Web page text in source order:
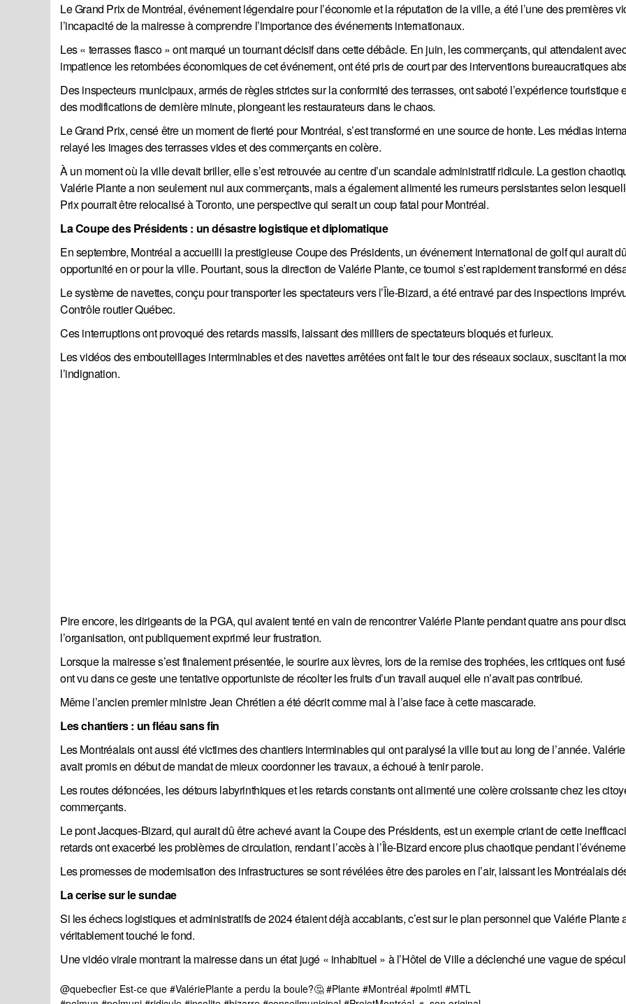
Le Grand Prix de Montréal, événement légendaire pour l’économie et la réputation de la ville, a été l’une des premières
l’incapacité de la mairesse à comprendre l’importance des événements internationaux.
Les « terrasses fiasco » ont marqué un tournant décisif dans cette débâcle. En juin, les commerçants, qui attendaient
impatience les retombées économiques de cet événement, ont été pris de court par des interventions bureaucratiques
Des inspecteurs municipaux, armés de règles strictes sur la conformité des terrasses, ont saboté l’expérience touristique
des modifications de dernière minute, plongeant les restaurateurs dans le chaos.
Le Grand Prix, censé être un moment de fierté pour Montréal, s’est transformé en une source de honte. Les médias
relayé les images des terrasses vides et des commerçants en colère.
À un moment où la ville devait briller, elle s’est retrouvée au centre d’un scandale administratif ridicule. La gestion
Valérie Plante a non seulement nui aux commerçants, mais a également alimenté les rumeurs persistantes selon
Prix pourrait être relocalisé à Toronto, une perspective qui serait un coup fatal pour Montréal.
La Coupe des Présidents : un désastre logistique et diplomatique
En septembre, Montréal a accueilli la prestigieuse Coupe des Présidents, un événement international de golf qui aurait
opportunité en or pour la ville. Pourtant, sous la direction de Valérie Plante, ce tournoi s’est rapidement transformé en
Le système de navettes, conçu pour transporter les spectateurs vers l’Île-Bizard, a été entravé par des inspections
Contrôle routier Québec.
Ces interruptions ont provoqué des retards massifs, laissant des milliers de spectateurs bloqués et furieux.
Les vidéos des embouteillages interminables et des navettes arrêtées ont fait le tour des réseaux sociaux, suscitant la
l’indignation.
Pire encore, les dirigeants de la PGA, qui avaient tenté en vain de rencontrer Valérie Plante pendant quatre ans pour
l’organisation, ont publiquement exprimé leur frustration.
Lorsque la mairesse s’est finalement présentée, le sourire aux lèvres, lors de la remise des trophées, les critiques ont
ont vu dans ce geste une tentative opportuniste de récolter les fruits d’un travail auquel elle n’avait pas contribué.
Même l’ancien premier ministre Jean Chrétien a été décrit comme mal à l’aise face à cette mascarade.
Les chantiers : un fléau sans fin
Les Montréalais ont aussi été victimes des chantiers interminables qui ont paralysé la ville tout au long de l’année.
avait promis en début de mandat de mieux coordonner les travaux, a échoué à tenir parole.
Les routes défoncées, les détours labyrinthiques et les retards constants ont alimenté une colère croissante chez les
commerçants.
Le pont Jacques-Bizard, qui aurait dû être achevé avant la Coupe des Présidents, est un exemple criant de cette
retards ont exacerbé les problèmes de circulation, rendant l’accès à l’Île-Bizard encore plus chaotique pendant
Les promesses de modernisation des infrastructures se sont révélées être des paroles en l’air, laissant les Montréalais
La cerise sur le sundae
Si les échecs logistiques et administratifs de 2024 étaient déjà accablants, c’est sur le plan personnel que Valérie Plante
véritablement touché le fond.
Une vidéo virale montrant la mairesse dans un état jugé « inhabituel » à l’Hôtel de Ville a déclenché une vague de
@quebecfier Est-ce que #ValériePlante a perdu la boule?🤔 #Plante #Montréal #polmtl #MTL